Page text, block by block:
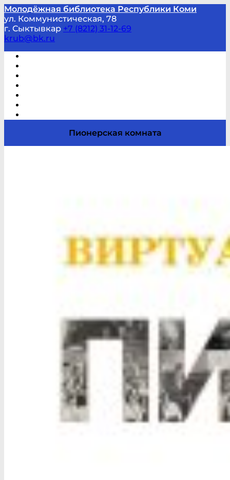
Молодёжная библиотека Республики Коми
ул. Коммунистическая, 78
г. Сыктывкар +7 (8212) 31-12-69
krub@bk.ru
Пионерская комната